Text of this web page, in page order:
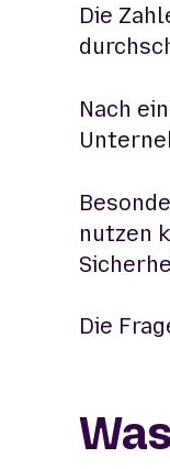
Die
Nach
nutzen
Die